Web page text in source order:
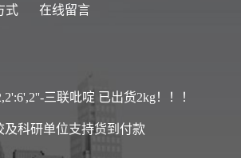
式 在线留言
三联吡啶 已出货2kg！！！
科研单位支持货到付款